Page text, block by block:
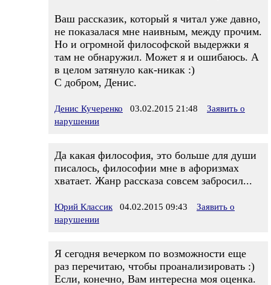
Ваш рассказик, который я читал уже давно,
не показалася мне наивным, между прочим.
Но и огромной философской выдержки я
там не обнаружил. Может я и ошибаюсь. А
в целом затянуло как-никак :)
С добром, Денис.
Денис Кучеренко 03.02.2015 21:48
Заявить о
нарушении
Да какая философия, это больше для души
писалось, философии мне в афоризмах
хватает. Жанр рассказа совсем забросил...
Юрий Классик 04.02.2015 09:43
Заявить о
нарушении
Я сегодня вечерком по возможности еще
раз перечитаю, чтобы проанализировать :)
Если, конечно, Вам интересна моя оценка.